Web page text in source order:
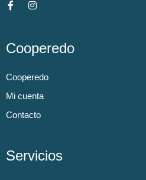
Cooperedo
Cooperedo
Mi cuenta
Contacto
Servicios